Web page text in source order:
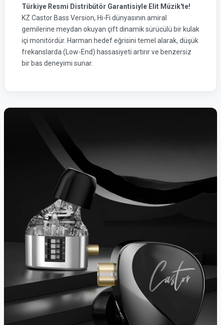
Türkiye Resmi Distribütör Garantisiyle Elit Müzik'te!
KZ Castor Bass Version, Hi-Fi dünyasının amiral
gemilerine meydan okuyan çift dinamik sürücülü bir kulak
içi monitördür. Harman hedef eğrisini temel alarak, düşük
frekanslarda (Low-End) hassasiyeti artırır ve benzersiz
bir bas deneyimi sunar.